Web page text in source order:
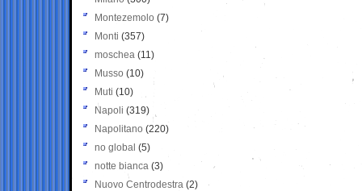
Montezemolo (7)
Monti (357)
moschea (11)
Musso (10)
Muti (10)
Napoli (319)
Napolitano (220)
no global (5)
notte bianca (3)
Nuovo Centrodestra (2)